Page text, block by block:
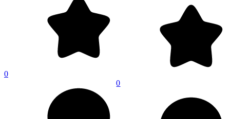
0
0